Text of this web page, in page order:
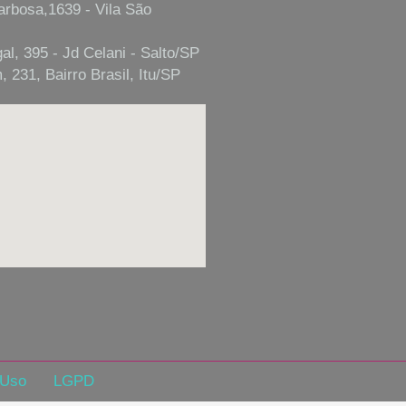
- Vila São
395 - Jd Celani - Salto/SP
231, Bairro Brasil, Itu/SP
LGPD